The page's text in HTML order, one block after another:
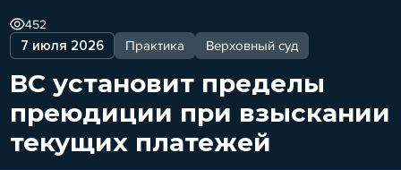
7 июля 2026 Практика Верховный суд
452
ВС установит пределы
преюдиции при взыскании
текущих платежей